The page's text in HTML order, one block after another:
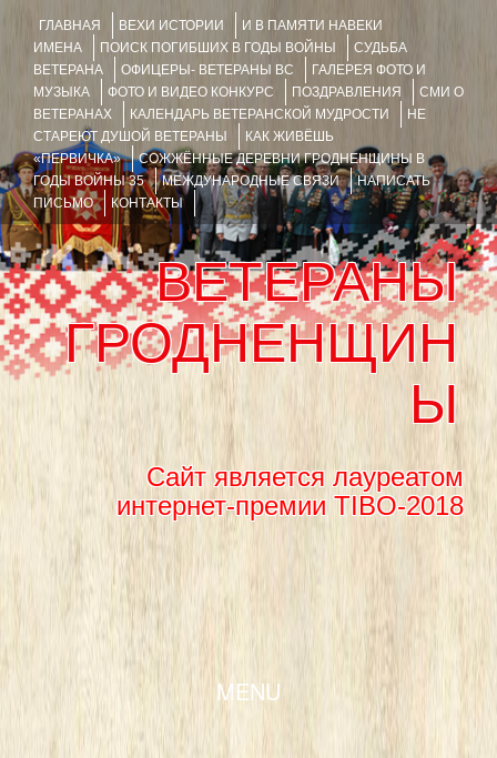
ГЛАВНАЯ ВЕХИ ИСТОРИИ
И В ПАМЯТИ НАВЕКИ
ИМЕНА
ПОИСК ПОГИБШИХ В ГОДЫ ВОЙНЫ
СУДЬБА
ВЕТЕРАНА
ОФИЦЕРЫ- ВЕТЕРАНЫ ВС
ГАЛЕРЕЯ ФОТО И
МУЗЫКА
ФОТО И ВИДЕО КОНКУРС ПОЗДРАВЛЕНИЯ
СМИ О
ВЕТЕРАНАХ
КАЛЕНДАРЬ ВЕТЕРАНСКОЙ МУДРОСТИ
НЕ
СТАРЕЮТ ДУШОЙ ВЕТЕРАНЫ
КАК ЖИВЁШЬ
«ПЕРВИЧКА»
СОЖЖЁННЫЕ ДЕРЕВНИ ГРОДНЕНЩИНЫ В
ГОДЫ ВОЙНЫ 35
МЕЖДУНАРОДНЫЕ СВЯЗИ
НАПИСАТЬ
ПИСЬМО
КОНТАКТЫ
ВЕТЕРАНЫ
ГРОДНЕНЩИН
Ы
Сайт является лауреатом
интернет-премии TIBO-2018
MENU
SKIP TO CONTENT